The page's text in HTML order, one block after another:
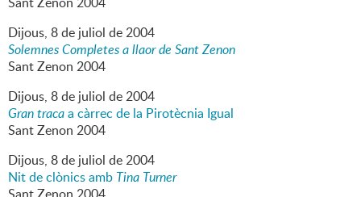
Dijous, 8de juliol de2004
Solemnes Completes a llaor de Sant Zenon
Sant Zenon 2004
Dijous, 8de juliol de2004
Gran tracaa càrrec de la Pirotècnia Igual
Sant Zenon 2004
Dijous, 8de juliol de2004
Nit de clònics amb Tina Turner